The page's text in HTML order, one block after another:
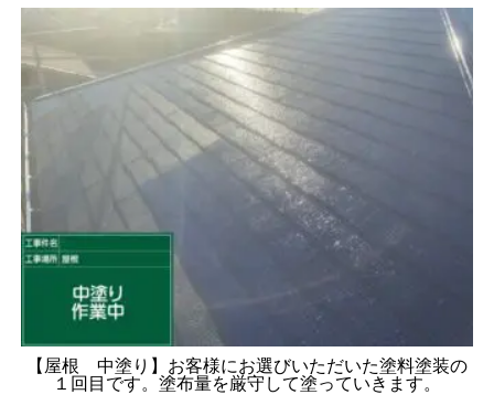
【屋根 中塗り】お客様にお選びいただいた塗料塗装の
１回目です。塗布量を厳守して塗っていきます。